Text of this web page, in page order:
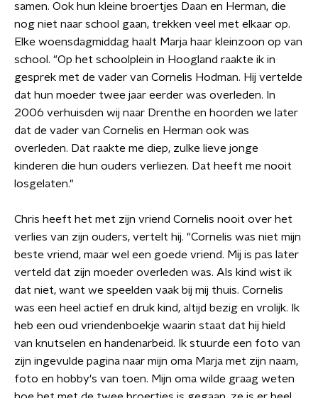
samen. Ook hun kleine broertjes Daan en Herman, die
nog niet naar school gaan, trekken veel met elkaar op.
Elke woensdagmiddag haalt Marja haar kleinzoon op van
school. "Op het schoolplein in Hoogland raakte ik in
gesprek met de vader van Cornelis Hodman. Hij vertelde
dat hun moeder twee jaar eerder was overleden. In
2006 verhuisden wij naar Drenthe en hoorden we later
dat de vader van Cornelis en Herman ook was
overleden. Dat raakte me diep, zulke lieve jonge
kinderen die hun ouders verliezen. Dat heeft me nooit
losgelaten."
Chris heeft het met zijn vriend Cornelis nooit over het
verlies van zijn ouders, vertelt hij. "Cornelis was niet mijn
beste vriend, maar wel een goede vriend. Mij is pas later
verteld dat zijn moeder overleden was. Als kind wist ik
dat niet, want we speelden vaak bij mij thuis. Cornelis
was een heel actief en druk kind, altijd bezig en vrolijk. Ik
heb een oud vriendenboekje waarin staat dat hij hield
van knutselen en handenarbeid. Ik stuurde een foto van
zijn ingevulde pagina naar mijn oma Marja met zijn naam,
foto en hobby's van toen. Mijn oma wilde graag weten